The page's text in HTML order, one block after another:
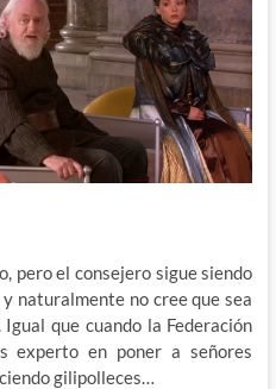
pero el consejero sigue siendo
naturalmente no cree que sea
que cuando la Federación
experto en poner a señores
gilipolleces…